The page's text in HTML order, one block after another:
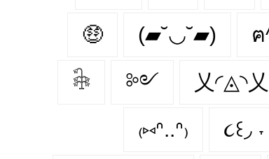
🤑 (▰˘◡˘▰)
𓇗 ༻ 乂◜◬◝乂
₍⑅ᐢ..ᐢ₎ ૮꒰◞